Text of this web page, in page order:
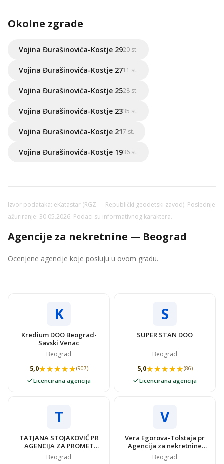
Okolne zgrade
Vojina Đurašinovića-Kostje 2920 st.
Vojina Đurašinovića-Kostje 2711 st.
Vojina Đurašinovića-Kostje 2528 st.
Vojina Đurašinovića-Kostje 2335 st.
Vojina Đurašinovića-Kostje 217 st.
Vojina Đurašinovića-Kostje 1936 st.
Izvor podataka: eKatastar (RGZ — Republički geodetski zavod). Poslednje
ažuriranje: 30.05.2026. Podaci su informativnog karaktera.
Agencije za nekretnine — Beograd
Ocenjene agencije koje posluju u ovom gradu.
K
Kredium DOO Beograd-
Savski Venac
Beograd
5,0★★★★★
★★★★★(907)
Licencirana agencija
S
SUPER STAN DOO
Beograd
5,0★★★★★
★★★★★(86)
Licencirana agencija
T
TATJANA STOJAKOVIĆ PR
AGENCIJA ZA PROMET
NEKRETNINAMA SUPER
STAN
Beograd
V
Vera Egorova-Tolstaja pr
Agencija za nekretnine
VIDOVSTAN
Beograd